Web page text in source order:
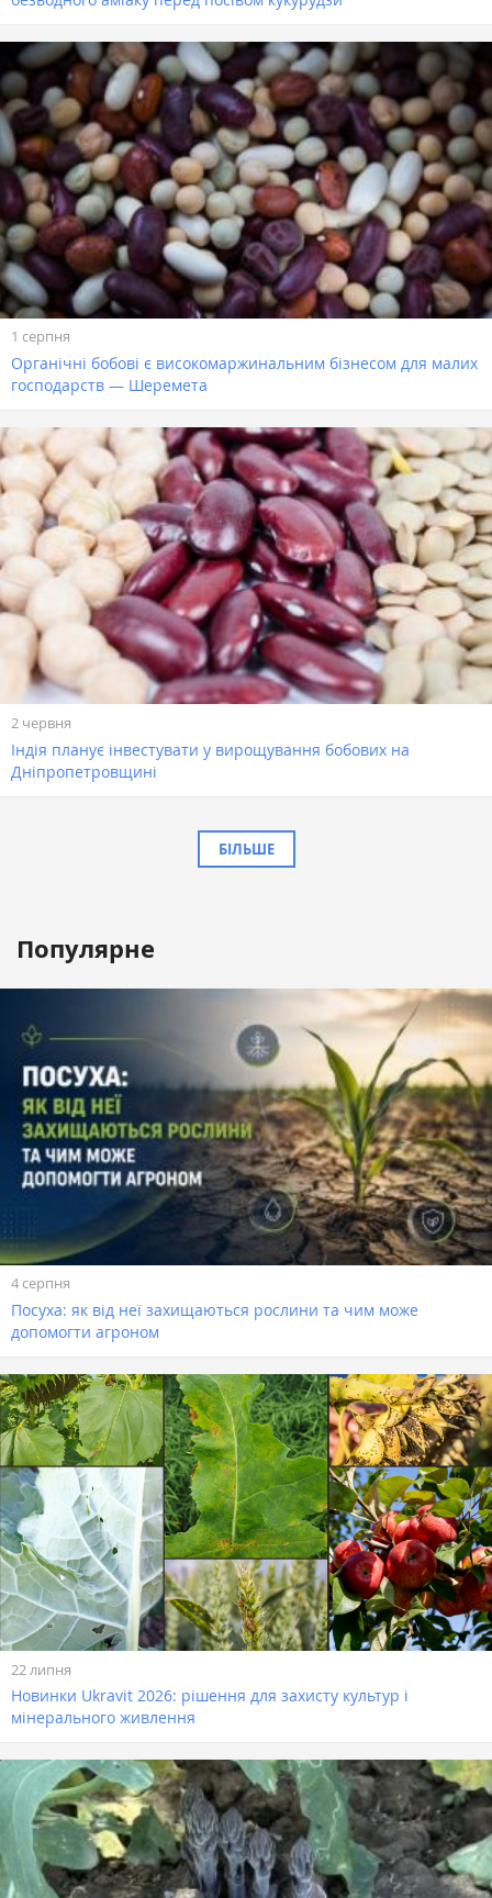
1 серпня
Органічні бобові є високомаржинальним бізнесом для малих
господарств — Шеремета
2 червня
Індія планує інвестувати у вирощування бобових на
Дніпропетровщині
БІЛЬШЕ
Популярне
4 серпня
Посуха: як від неї захищаються рослини та чим може
допомогти агроном
22 липня
Новинки Ukravit 2026: рішення для захисту культур і
мінерального живлення